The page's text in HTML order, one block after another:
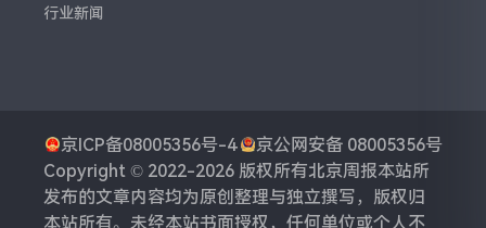
行业新闻
京ICP备08005356号-4
京公网安备 08005356号
Copyright © 2022-2026 版权所有北京周报本站所
发布的文章内容均为原创整理与独立撰写，版权归
本站所有。未经本站书面授权，任何单位或个人不